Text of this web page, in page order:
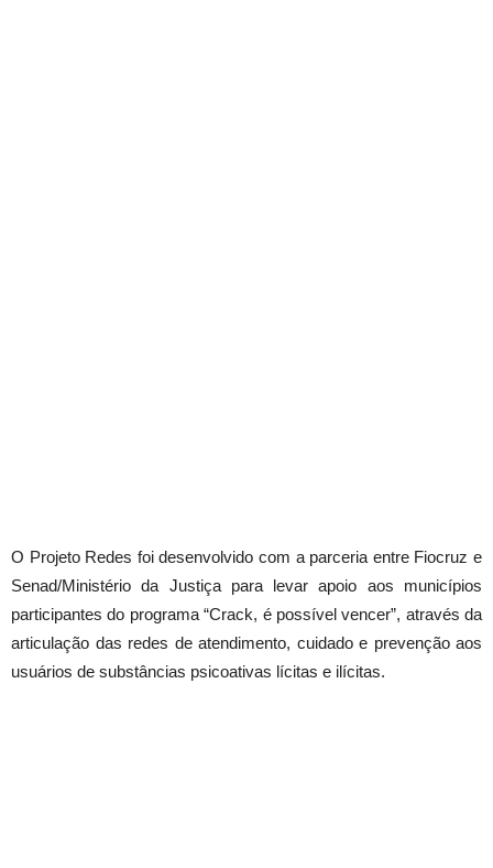
O Projeto Redes foi desenvolvido com a parceria entre Fiocruz e
Senad/Ministério da Justiça para levar apoio aos municípios
participantes do programa “Crack, é possível vencer”, através da
articulação das redes de atendimento, cuidado e prevenção aos
usuários de substâncias psicoativas lícitas e ilícitas.